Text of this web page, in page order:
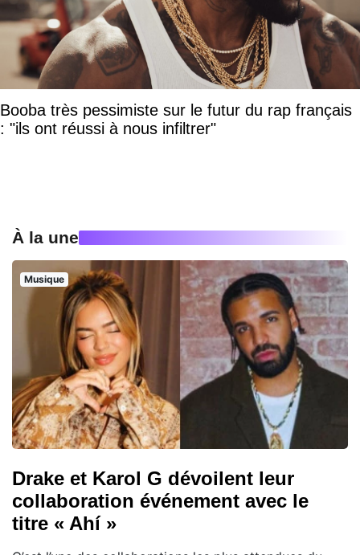
Booba très pessimiste sur le futur du rap français
: "ils ont réussi à nous infiltrer"
À la une
Musique
Drake et Karol G dévoilent leur
collaboration événement avec le
titre « Ahí »